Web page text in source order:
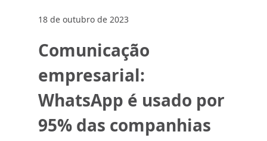
18 de outubro de 2023
Comunicação
empresarial:
WhatsApp é usado por
95% das companhias